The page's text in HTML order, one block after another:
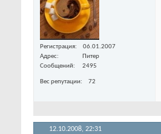
Регистрация
06.01.2007
Адрес
Питер
Сообщений
2495
Вес репутации 72
12.10.2008, 22:31